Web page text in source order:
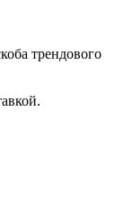
трендового